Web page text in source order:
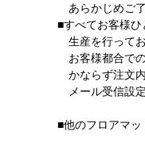
あらかじめご了
■すべてお客様
生産を行ってお
お客様都合での
かならず注文内
メール受信設定
■他のフロアマッ